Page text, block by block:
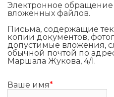
Электронное
вложенных файлов.
Письма, содержащие
копии документов,
допустимые вложения,
обычной почтой по
Маршала Жукова, 4/1.
Ваше имя*